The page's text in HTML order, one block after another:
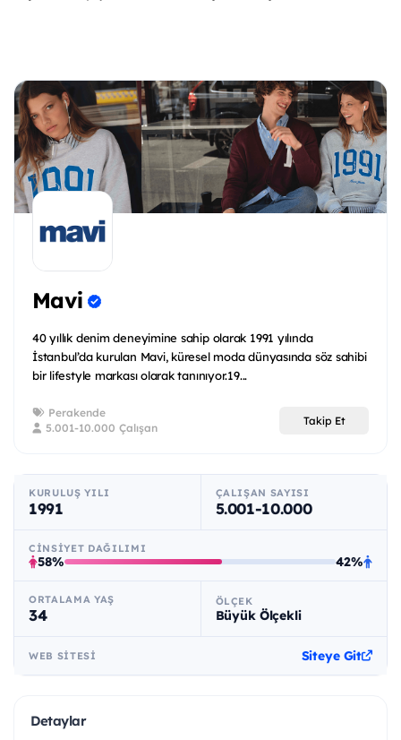
Mavi
40 yıllık denim deneyimine sahip olarak 1991 yılında
İstanbul’da kurulan Mavi, küresel moda dünyasında söz sahibi
bir lifestyle markası olarak tanınıyor.19...
Perakende
5.001-10.000 Çalışan
Takip Et
KURULUŞ YILI
1991
ÇALIŞAN SAYISI
5.001-10.000
CINSIYET DAĞILIMI
58% 42%
ORTALAMA YAŞ
34
ÖLÇEK
Büyük Ölçekli
WEB SITESI Siteye Git
Detaylar